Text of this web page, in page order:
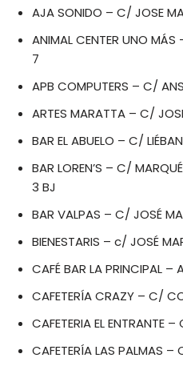
AJA SONIDO – C/ JOSE
ANIMAL CENTER UNO
7
APB COMPUTERS – C/
ARTES MARATTA – C/
BAR EL ABUELO – C/
BAR LOREN’S – C/
3 BJ
BAR VALPAS – C/ JOSÉ
BIENESTARIS – c/ JOSÉ
CAFÉ BAR LA PRINCIPAL –
CAFETERÍA CRAZY – C/
CAFETERIA EL ENTRANTE
CAFETERÍA LAS PALMAS –